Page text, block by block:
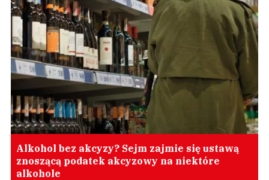
Alkohol bez akcyzy? Sejm zajmie się ustawą
znoszącą podatek akcyzowy na niektóre
alkohole